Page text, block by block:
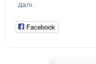
далі...
Facebook